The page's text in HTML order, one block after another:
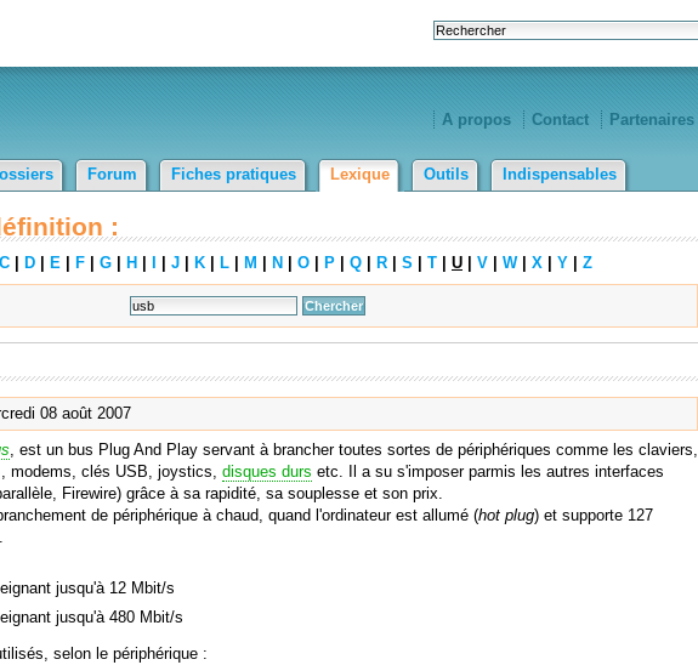
A propos Contact Partenaires
Forum Fiches pratiques Lexique Outils Indispensables
:
C D E F G H J K L M N O P Q R S T U V W| X Y Z
08 août 2007
, est un bus Plug And Play servant à brancher toutes sortes de périphériques comme les claviers,
modems, clés USB, joystics, disques durs etc. Il a su s'imposer parmis les autres interfaces
Firewire) grâce à sa rapidité, sa souplesse et son prix.
de périphérique à chaud, quand l'ordinateur est allumé (hot plug) et supporte 127
jusqu'à 12 Mbit/s
jusqu'à 480 Mbit/s
selon le périphérique :